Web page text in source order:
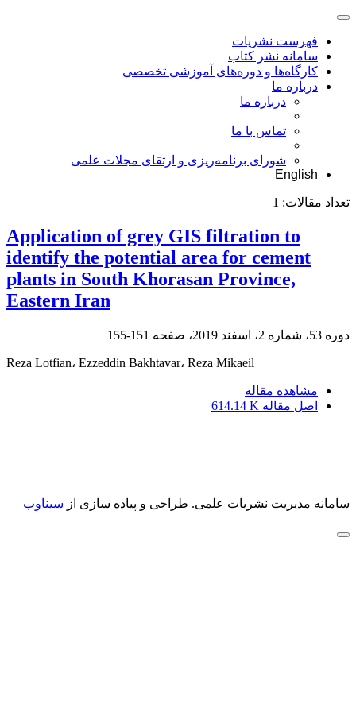
فهرست نشریات
سامانه نشر کتاب
کارگاه‌ها و دوره‌های آموزشی تخصصی
درباره ما
درباره ما
تماس با ما
شورای برنامه‌ریزی و ارتقای مجلات علمی
English
تعداد مقالات: 1
Application of grey GIS filtration to
identify the potential area for cement
plants in South Khorasan Province,
Eastern Iran
دوره 53، شماره 2، اسفند 2019، صفحه 151-155
Reza Lotfian، Ezzeddin Bakhtavar، Reza Mikaeil
مشاهده مقاله
اصل مقاله 614.14 K
سامانه مدیریت نشریات علمی. طراحی و پیاده سازی از سیناوب